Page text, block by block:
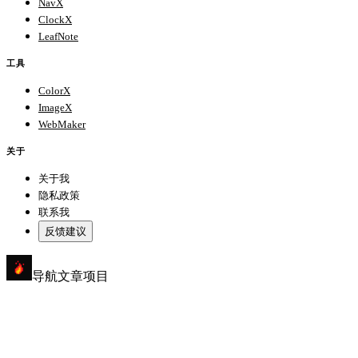
NavX
ClockX
LeafNote
工具
ColorX
ImageX
WebMaker
关于
关于我
隐私政策
联系我
反馈建议
导航文章项目